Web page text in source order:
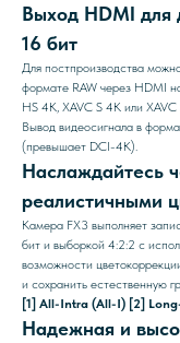
Выход HDMI для
16 бит
Для постпроизводства
формате RAW через HDMI
HS 4K, XAVC S 4K или
Вывод видеосигнала в
(превышает DCI-4K).
Наслаждайтесь
реалистичными
Камера FX3 выполняет
бит и выборкой 4:2:2 с
возможности
и сохранить естественную
[1] All-Intra (All-I) [2]
Надежная и